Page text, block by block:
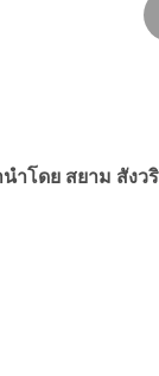
ำโดย สยาม สังว